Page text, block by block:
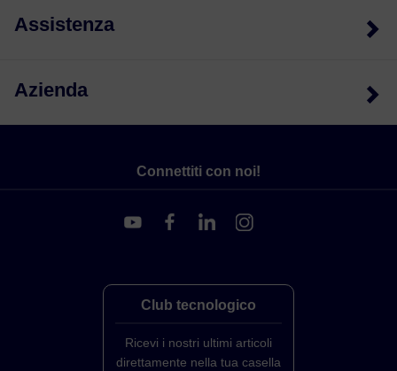
Assistenza
Azienda
Connettiti con noi!
Club tecnologico
Ricevi i nostri ultimi articoli
direttamente nella tua casella